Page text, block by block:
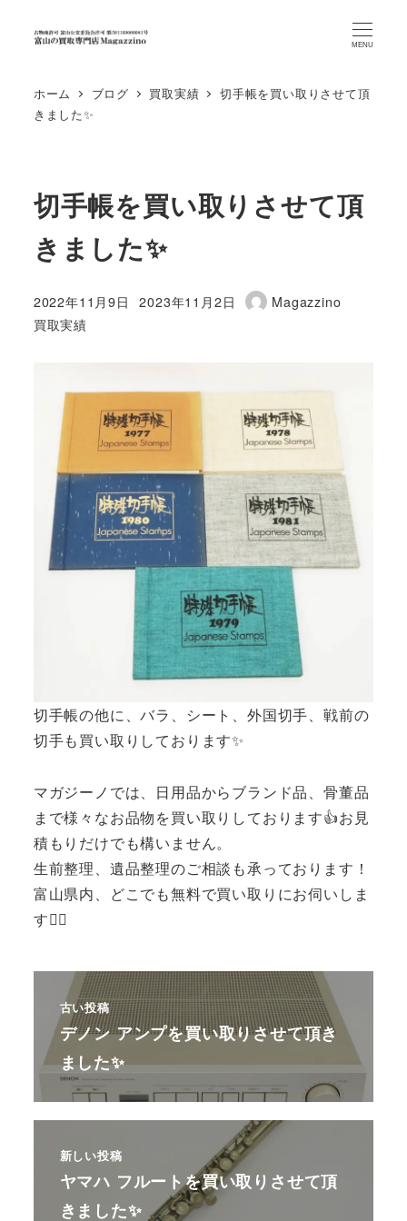
MENU
ホーム ブログ 買取実績
切手帳を買い取りさせて頂
きました✨
切手帳を買い取りさせて頂
きました✨
投稿日
2022年11月9日
更新日
2023年11月2日
著
Magazzino
カテゴリー
買取実績
切手帳の他に、バラ、シート、外国切手、戦前の
切手も買い取りしております✨
マガジーノでは、日用品からブランド品、骨董品
まで様々なお品物を買い取りしております👍お見
積もりだけでも構いません。
生前整理、遺品整理のご相談も承っております！
富山県内、どこでも無料で買い取りにお伺いしま
す🙆‍♂️
古い投稿
デノン アンプを買い取りさせて頂き
ました✨
新しい投稿
ヤマハ フルートを買い取りさせて頂
きました✨